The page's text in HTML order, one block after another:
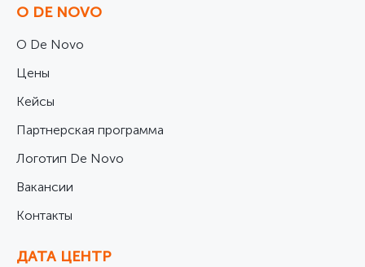
О DE NOVO
О De Novo
Цены
Кейсы
Партнерская программа
Логотип De Novo
Вакансии
Контакты
ДАТА ЦЕНТР